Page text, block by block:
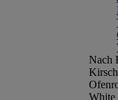
Nach
White